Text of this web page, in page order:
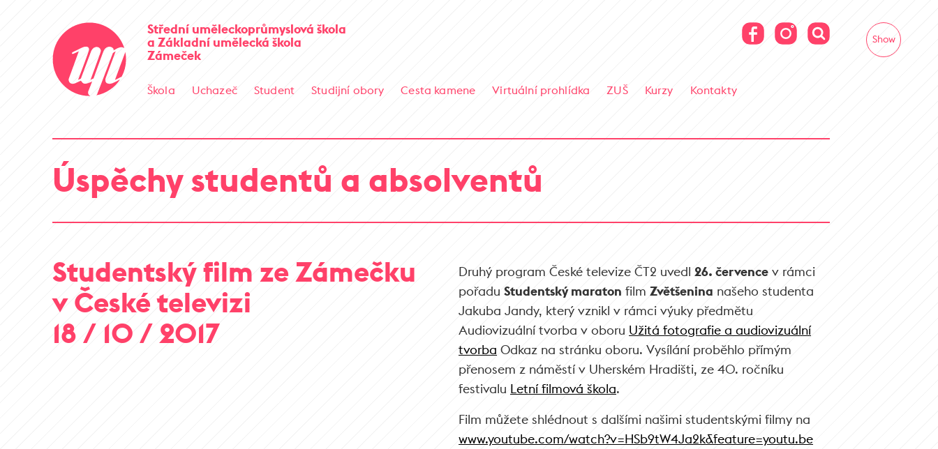
Střední uměleckoprůmyslová škola
a Základní umělecká škola
Zámeček
Škola Uchazeč Student Studijní obory Cesta kamene Virtuální prohlídka ZUŠ Kurzy Kontakty
Úspěchy studentů a absolventů
Studentský film ze Zámečku
v České televizi
18 / 10 / 2017
Druhý program České televize ČT2 uvedl 26. července v rámci
pořadu Studentský maraton film Zvětšenina našeho studenta
Jakuba Jandy, který vznikl v rámci výuky předmětu
Audiovizuální tvorba v oboru Užitá fotografie a audiovizuální
tvorba Odkaz na stránku oboru. Vysílání proběhlo přímým
přenosem z náměstí v Uherském Hradišti, ze 40. ročníku
festivalu Letní filmová škola.
Film můžete shlédnout s dalšími našimi studentskými filmy na
www.youtube.com/watch?v=HSb9tW4Ja2k&feature=youtu.be
Show